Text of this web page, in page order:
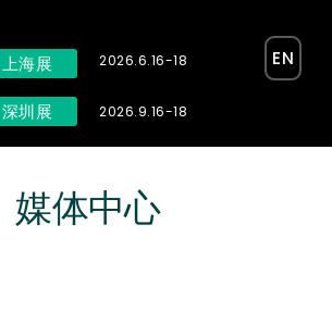
上海展
深圳展
2026.6.16-18
2026.9.16-18
EN
媒体中心